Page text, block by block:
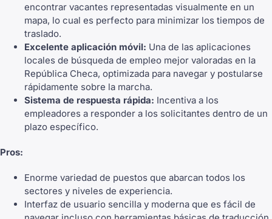
encontrar vacantes representadas visualmente en un
mapa, lo cual es perfecto para minimizar los tiempos de
traslado.
Excelente aplicación móvil: Una de las aplicaciones
locales de búsqueda de empleo mejor valoradas en la
República Checa, optimizada para navegar y postularse
rápidamente sobre la marcha.
Sistema de respuesta rápida: Incentiva a los
empleadores a responder a los solicitantes dentro de un
plazo específico.
Pros:
Enorme variedad de puestos que abarcan todos los
sectores y niveles de experiencia.
Interfaz de usuario sencilla y moderna que es fácil de